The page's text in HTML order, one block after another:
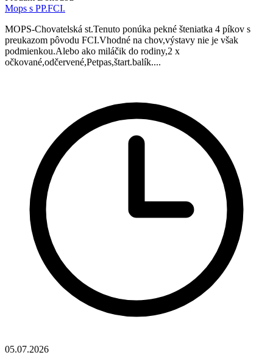
Mops s PP.FCI.
MOPS-Chovatelská st.Tenuto ponúka pekné šteniatka 4 píkov s
preukazom pôvodu FCI.Vhodné na chov,výstavy nie je však
podmienkou.Alebo ako miláčik do rodiny,2 x
očkované,odčervené,Petpas,štart.balík....
05.07.2026